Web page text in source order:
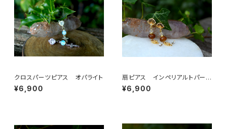
クロスパーツピアス オパライト
¥6,900
扇ピアス インペリアルトパー
ズ 水晶
¥6,900